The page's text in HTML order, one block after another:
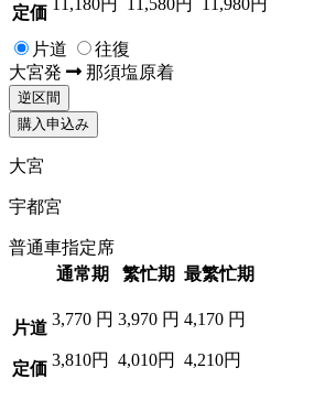
定価
片道
往復
大宮発 那須塩原着
逆区間
購入申込み
大宮
宇都宮
普通車指定席
通常期
繁忙期 最繁忙期
片道
定価
3,770 円
3,810円
3,970 円
4,010円
4,170 円
4,210円